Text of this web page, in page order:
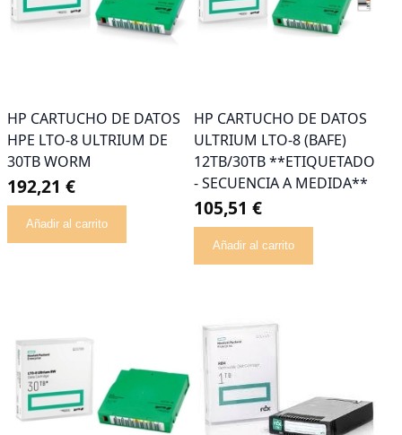
HP CARTUCHO DE DATOS
HPE LTO-8 ULTRIUM DE
30TB WORM
192,21 €
Añadir al carrito
HP CARTUCHO DE DATOS
ULTRIUM LTO-8 (BAFE)
12TB/30TB **ETIQUETADO
- SECUENCIA A MEDIDA**
105,51 €
Añadir al carrito